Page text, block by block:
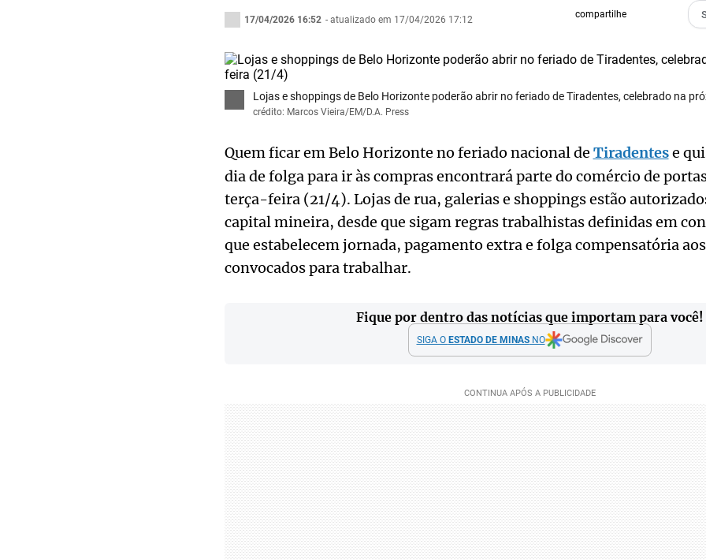
17/04/2026 16:52 - atualizado em 17/04/2026 17:12 compartilhe
Lojas e shoppings de Belo Horizonte poderão abrir no feriado de Tiradentes, celebrado na
crédito: Marcos Vieira/EM/D.A. Press
Quem ficar em Belo Horizonte no feriado nacional de Tiradentese
dia de folga para ir às compras encontrará parte do comércio de
terça-feira (21/4). Lojas de rua, galerias e shoppings estão
capital mineira, desde que sigam regras trabalhistas definidas em
que estabelecem jornada, pagamento extra e folga compensatória
convocados para trabalhar.
Fique por dentro das notícias que importam para você!
SIGA O ESTADO DE MINASNO